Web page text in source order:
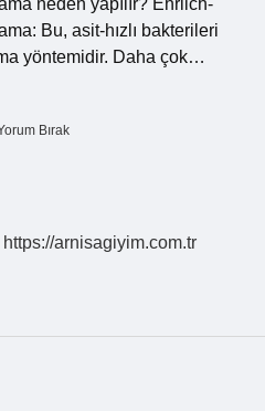
neden yapılır? Ehrlich-
Bu, asit-hızlı bakterileri
yöntemidir. Daha çok…
Bırak
https://arnisagiyim.com.tr